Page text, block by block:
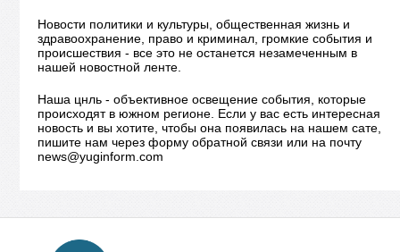
Новости политики и культуры, общественная жизнь и
здравоохранение, право и криминал, громкие события и
происшествия - все это не останется незамеченным в
нашей новостной ленте.
Наша цнль - объективное освещение события, которые
происходят в южном регионе. Если у вас есть интересная
новость и вы хотите, чтобы она появилась на нашем сате,
пишите нам через форму обратной связи или на почту
news@yuginform.com